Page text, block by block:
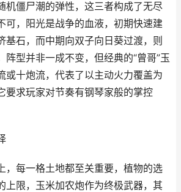
机僵尸潮的弹性，这三者构成了无尽
可，阳光是战争的血液，初期快速建
基石，而中期向双子向日葵过渡，则
阵型并非一成不变，但经典的“曾哥”玉
或十炮流，代表了以主动火力覆盖为
要求玩家对节奏有钢琴家般的掌控
，每一格土地都至关重要，植物的选
上限，玉米加农炮作为终极武器，其